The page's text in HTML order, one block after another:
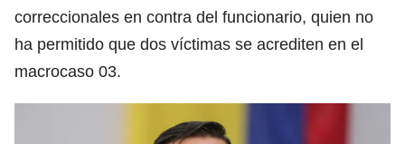
correccionales en contra del funcionario, quien no
ha permitido que dos víctimas se acrediten en el
macrocaso 03.